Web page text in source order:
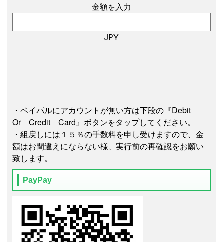
金額を入力
JPY
・ペイパルにアカウントが無い方は下段の『Debit
Or Credit Card』ボタンをタップしてください。
・組戻しには１５％の手数料を申し受けますので、金
額はお間違えにならない様、実行前の再確認をお願い
致します。
PayPay